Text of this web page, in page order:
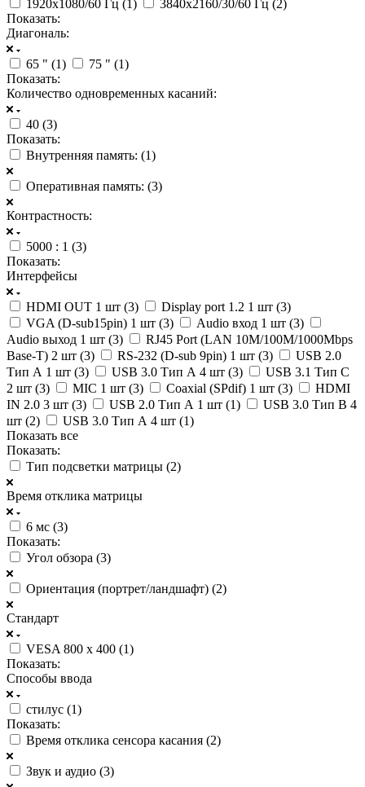
1920x1080/60 Гц (1 ) 3840x2160/30/60 Гц (2)
Показать:
Диагональ:
65 " (1) 75 " (1)
Показать:
Количество одновременных касаний:
40 (3)
Показать:
Внутренняя память: (1)
Оперативная память: (3)
Контрастность:
5000 : 1 (3)
Показать:
Интерфейсы
HDMI OUT 1 шт (3) Display port 1.2 1 шт (3)
VGA (D-sub15pin) 1 шт (3) Audio вход 1 шт (3)
Audio выход 1 шт (3)
RJ45 Port (LAN 10M/100M/1000Mbps
Base-T) 2 шт (3) RS-232 (D-sub 9pin) 1 шт (3)
USB 2.0
Тип А 1 шт (3) USB 3.0 Тип А 4 шт (3)
USB 3.1 Тип С
2 шт (3) MIC 1 шт (3) Coaxial (SPdif) 1 шт (3)
HDMI
IN 2.0 3 шт (3) USB 2.0 Тип А 1 шт (1)
USB 3.0 Тип B 4
шт (2) USB 3.0 Тип А 4 шт (1)
Показать все
Показать:
Тип подсветки матрицы (2)
Время отклика матрицы
6 мс (3)
Показать:
Угол обзора (3)
Ориентация (портрет/ландшафт) (2)
Стандарт
VESA 800 x 400 (1)
Показать:
Способы ввода
стилус (1)
Показать:
Время отклика сенсора касания (2)
Звук и аудио (3)